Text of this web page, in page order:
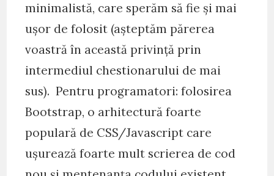
minimalistă, care sperăm să fie și mai
ușor de folosit (așteptăm părerea
voastră în această privință prin
intermediul chestionarului de mai
sus). Pentru programatori: folosirea
Bootstrap, o arhitectură foarte
populară de CSS/Javascript care
ușurează foarte mult scrierea de cod